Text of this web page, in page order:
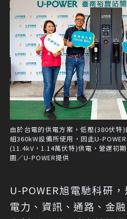
由於台電的供電方案，低壓(380伏特
組360kW設備所使用，因此U-
(11.4kV，1.14萬伏特)供電，營運初
圖／U-POWER提供
U-POWER旭電馳科研
電力、資訊、通路、金